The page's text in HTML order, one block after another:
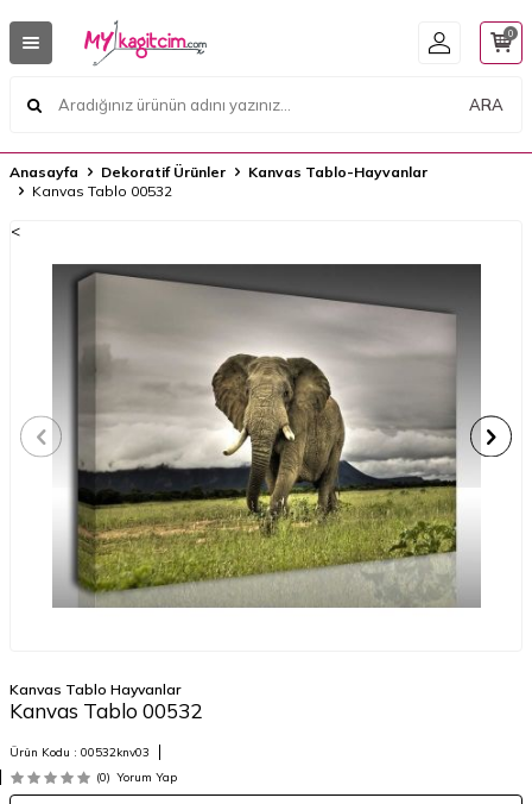
ARA
0
Anasayfa Dekoratif Ürünler
Kanvas Tablo-Hayvanlar
Kanvas Tablo 00532
<
Kanvas Tablo Hayvanlar
Kanvas Tablo 00532
Ürün Kodu : 00532knv03
(0) Yorum Yap